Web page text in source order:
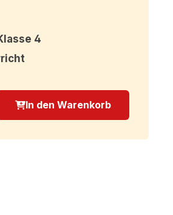
4
Produkt Anzahl: Gib
In den Warenkorb